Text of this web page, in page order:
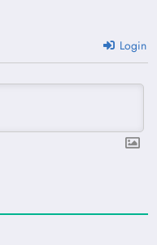
Login